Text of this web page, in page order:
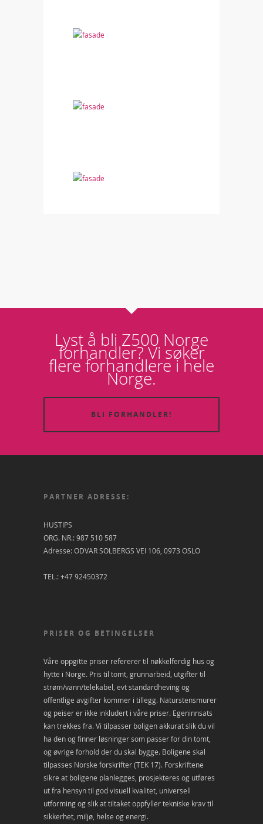
Lyst å bli Z500 Norge
forhandler? Vi søker
flere forhandlere i hele
Norge.
BLI FORHANDLER!
PARTNER ADRESSE:
HUSTIPS
ORG. NR.: 987 510 587
Adresse: ODVAR SOLBERGS VEI 106, 0973 OSLO
TEL.: +47 92450372
PRISER OG BETINGELSER
Våre oppgitte priser refererer til nøkkelferdig hus og
hytte i Norge. Pris til tomt, grunnarbeid, utgifter til
strøm/vann/telekabel, evt standardheving og
offentlige avgifter kommer i tillegg. Naturstensmurer
og peiser er ikke inkludert i våre priser. Egeninnsats
kan trekkes fra. Vi tilpasser boligen akkurat slik du vil
ha den og finner løsninger som passer for din tomt,
og øvrige forhold der du skal bygge. Boligene skal
tilpasses Norske forskrifter (TEK 17). Forskriftene
sikre at boligene planlegges, prosjekteres og utføres
ut fra hensyn til god visuell kvalitet, universell
utforming og slik at tiltaket oppfyller tekniske krav til
sikkerhet, miljø, helse og energi.